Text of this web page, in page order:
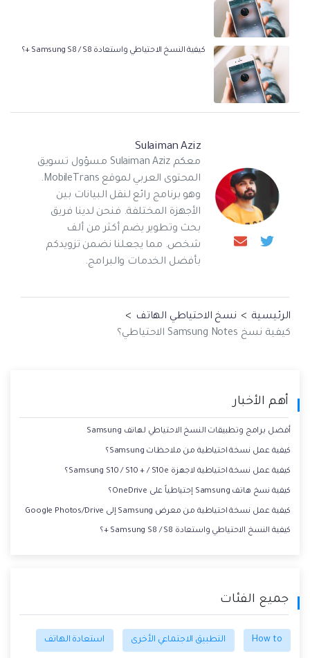
كيفية النسخ الاحتياطي واستعادة Samsung S8 / S8 +؟
Sulaiman Aziz
معكم Sulaiman Aziz مسؤول تسويق
المحتوى العربي لموقع MobileTrans.
وهو برنامج رائع لنقل البيانات بين
الأجهزة المختلفة. فنحن لدينا فريق
بحث وتطوير يضم أكثر من ألف
شخص. مما يجعلنا نضمن تزويدكم
بأفضل الخدمات والبرامج.
الرئيسية > نسخ الاحتياطي الهاتف >
كيفية نسخ Samsung Notes الاحتياطي؟
أهم الأخبار
أفضل برامج وتطبيقات النسخ الاحتياطي لهاتف Samsung
كيفية عمل نسخة احتياطية من ملاحظات Samsung؟
كيفية عمل نسخة احتياطية لاجهزة Samsung S10 / S10 + / S10e؟
كيفية نسخ هاتف Samsung إحتياطياً على OneDrive؟
كيفية عمل نسخة احتياطية من معرض Samsung إلى Google Photos/Drive
كيفية النسخ الاحتياطي واستعادة Samsung S8 / S8 +؟
جميع الفئات
How to التطبيق الاجتماعي الأخرى استعادة الهاتف